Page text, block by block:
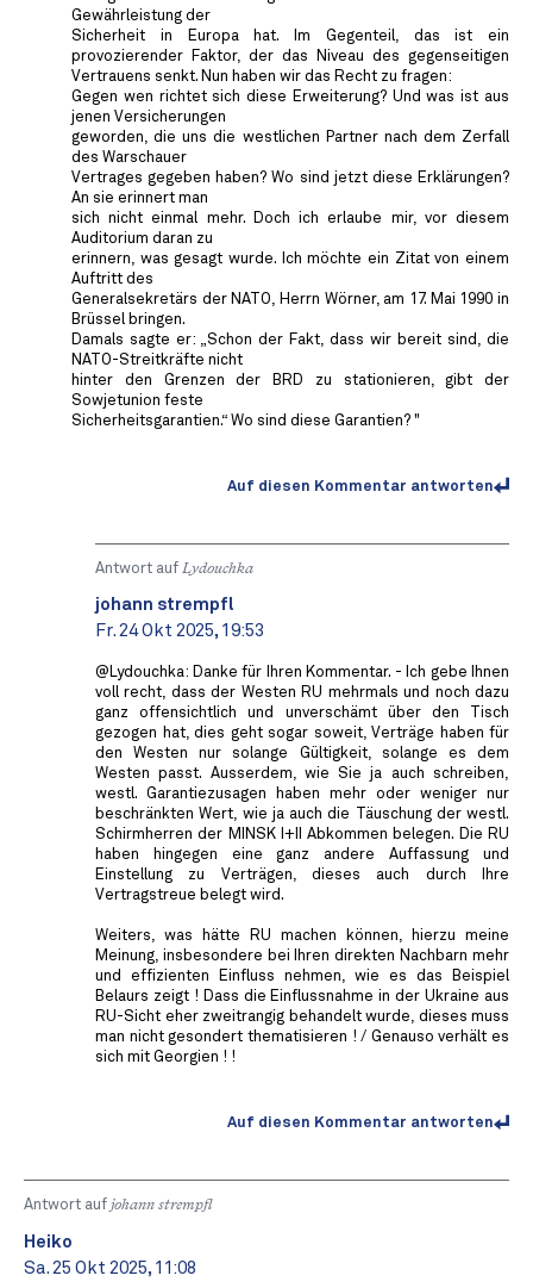
Gewährleistung der
Sicherheit in Europa hat. Im Gegenteil, das ist ein
provozierender Faktor, der das Niveau des gegenseitigen
Vertrauens senkt. Nun haben wir das Recht zu fragen:
Gegen wen richtet sich diese Erweiterung? Und was ist aus
jenen Versicherungen
geworden, die uns die westlichen Partner nach dem Zerfall
des Warschauer
Vertrages gegeben haben? Wo sind jetzt diese Erklärungen?
An sie erinnert man
sich nicht einmal mehr. Doch ich erlaube mir, vor diesem
Auditorium daran zu
erinnern, was gesagt wurde. Ich möchte ein Zitat von einem
Auftritt des
Generalsekretärs der NATO, Herrn Wörner, am 17. Mai 1990 in
Brüssel bringen.
Damals sagte er: „Schon der Fakt, dass wir bereit sind, die
NATO-Streitkräfte nicht
hinter den Grenzen der BRD zu stationieren, gibt der
Sowjetunion feste
Sicherheitsgarantien.“ Wo sind diese Garantien? "
Auf diesen Kommentar antworten
Antwort auf Lydouchka
johann strempfl
Fr. 24 Okt 2025, 19:53
@Lydouchka: Danke für Ihren Kommentar. - Ich gebe Ihnen
voll recht, dass der Westen RU mehrmals und noch dazu
ganz offensichtlich und unverschämt über den Tisch
gezogen hat, dies geht sogar soweit, Verträge haben für
den Westen nur solange Gültigkeit, solange es dem
Westen passt. Ausserdem, wie Sie ja auch schreiben,
westl. Garantiezusagen haben mehr oder weniger nur
beschränkten Wert, wie ja auch die Täuschung der westl.
Schirmherren der MINSK I+II Abkommen belegen. Die RU
haben hingegen eine ganz andere Auffassung und
Einstellung zu Verträgen, dieses auch durch Ihre
Vertragstreue belegt wird.
Weiters, was hätte RU machen können, hierzu meine
Meinung, insbesondere bei Ihren direkten Nachbarn mehr
und effizienten Einfluss nehmen, wie es das Beispiel
Belaurs zeigt ! Dass die Einflussnahme in der Ukraine aus
RU-Sicht eher zweitrangig behandelt wurde, dieses muss
man nicht gesondert thematisieren ! / Genauso verhält es
sich mit Georgien ! !
Auf diesen Kommentar antworten
Antwort auf johann strempfl
Heiko
Sa. 25 Okt 2025, 11:08